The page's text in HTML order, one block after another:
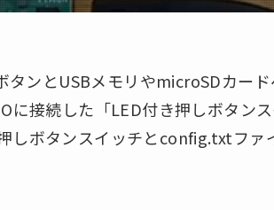
タンとUSBメモリやmicroSDカー
に接続した「LED付き押しボタン
しボタンスイッチとconfig.txtファ